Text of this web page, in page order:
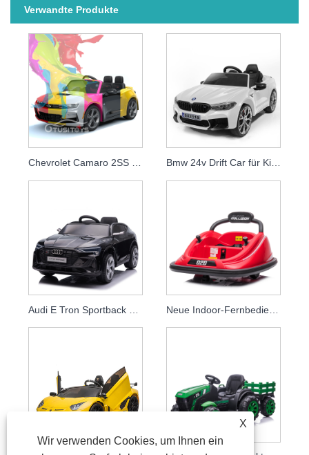
Verwandte Produkte
X
Wir verwenden Cookies, um Ihnen ein